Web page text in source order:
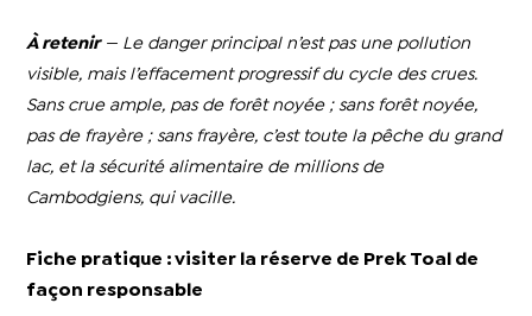
À retenir— Le danger principal n’est pas une pollution
visible, mais l’effacement progressif du cycle des crues.
Sans crue ample, pas de forêt noyée ; sans forêt noyée,
pas de frayère ; sans frayère, c’est toute la pêche du grand
lac, et la sécurité alimentaire de millions de
Cambodgiens, qui vacille.
Fiche pratique : visiter la réserve de Prek Toal de
façon responsable